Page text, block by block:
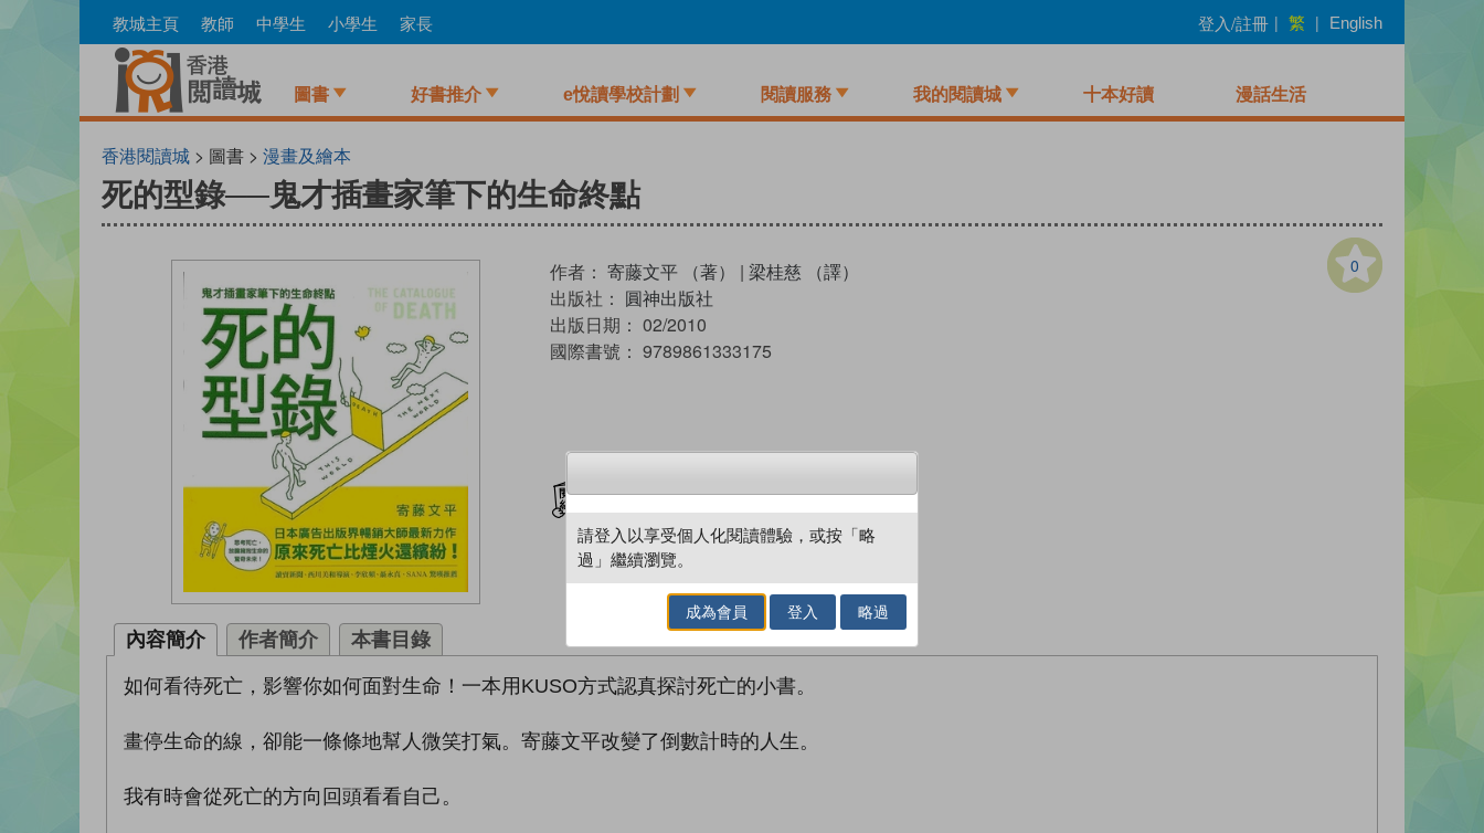
to
教城主頁 教師 中學生 小學生 家長 登入/註冊 | 繁 | English
圖書 好書推介 e悅讀學校計劃 閱讀服務 我的閱讀城 十本好讀 漫話生活
香港閱讀城 > 圖書 > 漫畫及繪本
死的型錄──鬼才插畫家筆下的生命終點
0
作者： 寄藤文平 （著） | 梁桂慈 （譯）
出版社： 圓神出版社
出版日期： 02/2010
國際書號： 9789861333175
內容簡介 作者簡介 本書目錄
如何看待死亡，影響你如何面對生命！一本用KUSO方式認真探討死亡的小書。
畫停生命的線，卻能一條條地幫人微笑打氣。寄藤文平改變了倒數計時的人生。
我有時會從死亡的方向回頭看看自己。
請登入以享受個人化閱讀體驗，或按「略
過」繼續瀏覽。
成為會員 登入 略過